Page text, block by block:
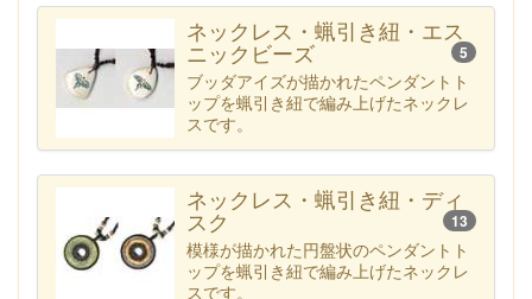
ネックレス・蝋引き紐・エス
ニックビーズ 5
ブッダアイズが描かれたペンダントト
ップを蝋引き紐で編み上げたネックレ
スです。
ネックレス・蝋引き紐・ディ
スク 13
模様が描かれた円盤状のペンダントト
ップを蝋引き紐で編み上げたネックレ
スです。